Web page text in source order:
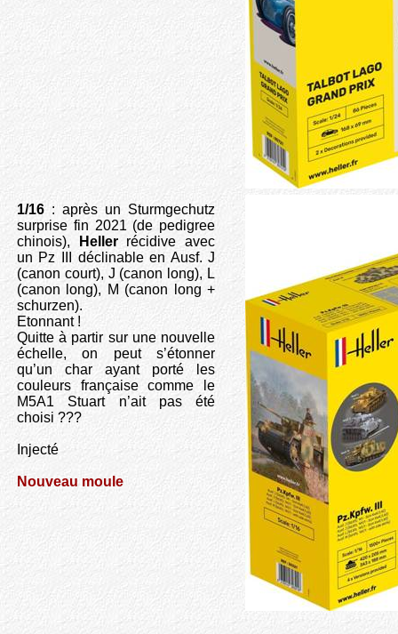
1/16 : après un Sturmgechutz
surprise fin 2021 (de pedigree
chinois),
Hellerrécidive avec
un Pz III déclinable en Ausf. J
(canon court), J (canon long), L
(canon long), M (canon long +
schurzen).
Etonnant !
Quitte à partir sur une nouvelle
échelle, on peut s’étonner
qu’un char ayant porté les
couleurs française comme le
M5A1 Stuart n’ait pas été
choisi ???
Injecté
Nouveau moule